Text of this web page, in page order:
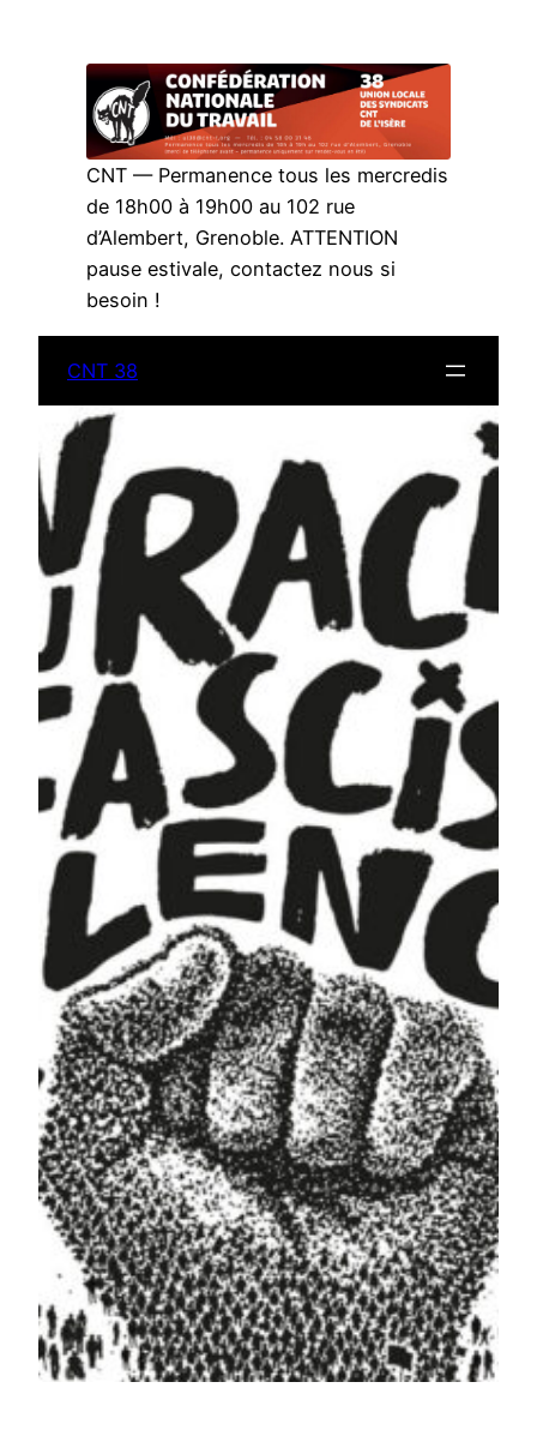
CNT — Permanence tous les mercredis
de 18h00 à 19h00 au 102 rue
d’Alembert, Grenoble. ATTENTION
pause estivale, contactez nous si
besoin !
CNT 38